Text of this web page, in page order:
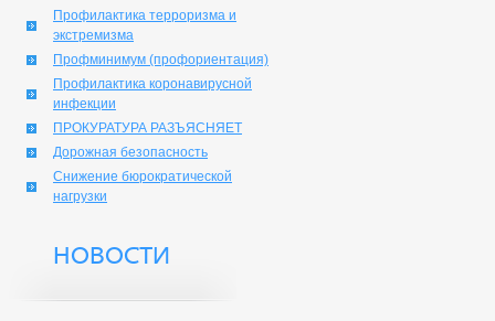
Профилактика терроризма и
экстремизма
Профминимум (профориентация)
Профилактика коронавирусной
инфекции
ПРОКУРАТУРА РАЗЪЯСНЯЕТ
Дорожная безопасность
Снижение бюрократической
нагрузки
НОВОСТИ